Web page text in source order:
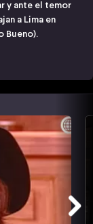
y ante el temor
a Lima en
Bueno).